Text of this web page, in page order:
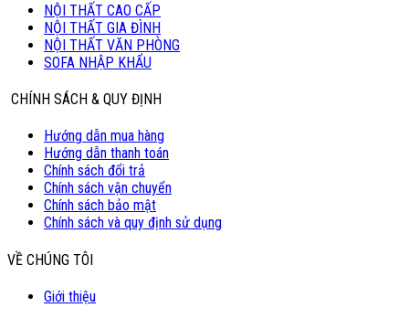
NỘI THẤT CAO CẤP
NỘI THẤT GIA ĐÌNH
NỘI THẤT VĂN PHÒNG
SOFA NHẬP KHẨU
CHÍNH SÁCH & QUY ĐỊNH
Hướng dẫn mua hàng
Hướng dẫn thanh toán
Chính sách đổi trả
Chính sách vận chuyển
Chính sách bảo mật
Chính sách và quy định sử dụng
VỀ CHÚNG TÔI
Giới thiệu